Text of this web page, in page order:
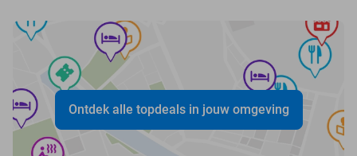
Ontdek alle topdeals in jouw omgeving